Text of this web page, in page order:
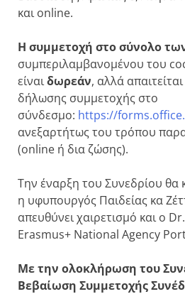
και online.
Η συμμετοχή στο σύνολο
συμπεριλαμβανομένου του
είναιδωρεάν, αλλά
δήλωσης συμμετοχής στο
σύνδεσμο: https://
ανεξαρτήτως του τρόπου
(online ή δια ζώσης).
Την έναρξη του Συνεδρίου θα
η υφυπουργός Παιδείας κα
απευθύνει χαιρετισμό και ο
Erasmus+ National Agency
Με την ολοκλήρωση του
Βεβαίωση Συμμετοχής